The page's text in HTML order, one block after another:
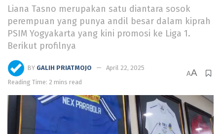
Liana Tasno merupakan satu diantara sosok
perempuan yang punya andil besar dalam kiprah
PSIM Yogyakarta yang kini promosi ke Liga 1.
Berikut profilnya
BY GALIH PRIATMOJO
April 22, 2025
Reading Time: 2 mins read
AA